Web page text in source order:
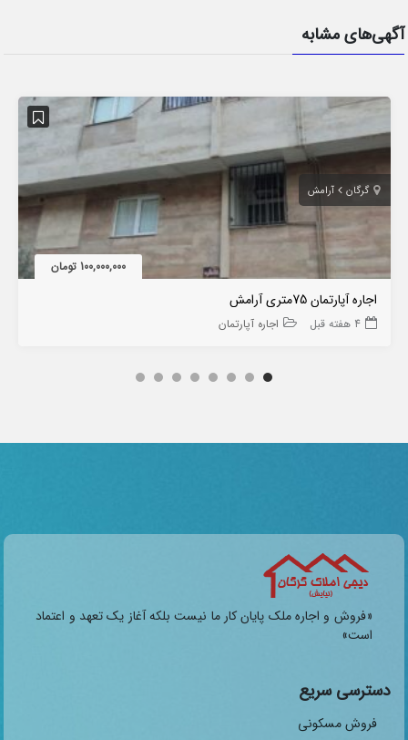
آگهی‌های مشابه
گرگان آرامش
100,000,000 تومان
اجاره آپارتمان 75متری آرامش
4 هفته قبل اجاره آپارتمان
«فروش و اجاره ملک پایان کار ما نیست بلکه آغاز یک تعهد و اعتماد
است»
دسترسی سریع
فروش مسکونی